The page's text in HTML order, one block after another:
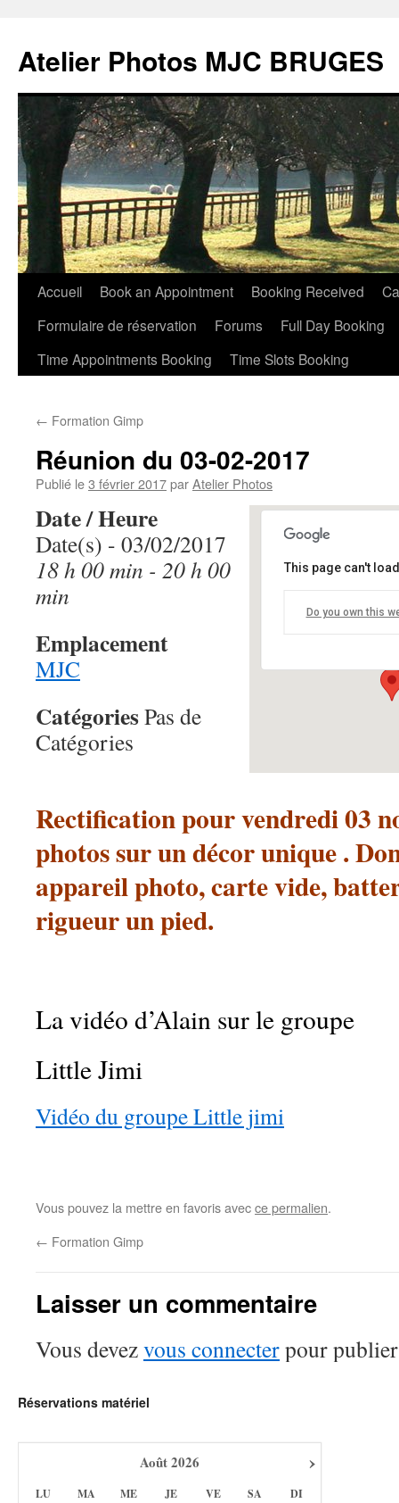
Atelier Photos MJC BRUGES
Aller
contenu
Accueil Book an Appointment Booking Received
Formulaire de réservation
Forums
Full Day Booking
Time Appointments Booking
Time Slots Booking
← Formation Gimp
Réunion du 03-02-2017
Publié le3 février 2017parAtelier Photos
This page can't
Do you own this
Date / Heure
Date(s) - 03/02/2017
18 h 00 min - 20 h 00
min
Emplacement
MJC
CatégoriesPas de
Catégories
Rectification pour vendredi 03
photos sur un décor unique .
appareil photo, carte vide,
rigueur un pied.
La vidéo d’Alain sur le groupe
Little Jimi
Vidéo du groupe Little jimi
Vous pouvez la mettre en favoris avecce permalien.
← Formation Gimp
Laisser un commentaire
Vous devezvous connecterpour
Réservations matériel
›
Août2026
LU MA ME JE VE SA DI